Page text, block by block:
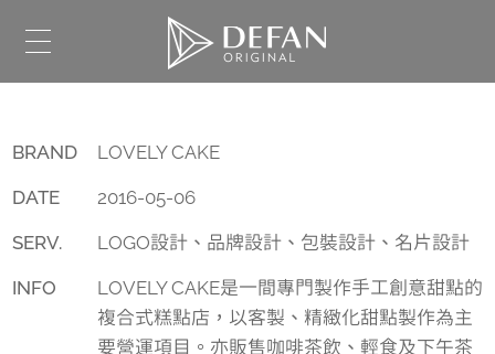
BRAND LOVELY CAKE
DATE 2016-05-06
SERV. LOGO設計、品牌設計、包裝設計、名片設計
INFO
LOVELY CAKE是一間專門製作手工創意甜點的
複合式糕點店，以客製、精緻化甜點製作為主
要營運項目。亦販售咖啡茶飲、輕食及下午茶